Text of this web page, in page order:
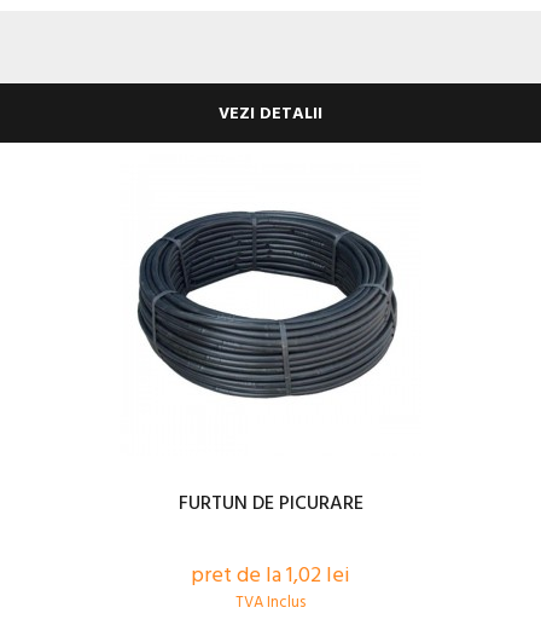
VEZI DETALII
FURTUN DE PICURARE
pret de la 1,02 lei
TVA Inclus